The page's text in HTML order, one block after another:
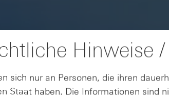
Hinweise
sich nur an Personen, die ihren
Staat haben. Die Informationen sind